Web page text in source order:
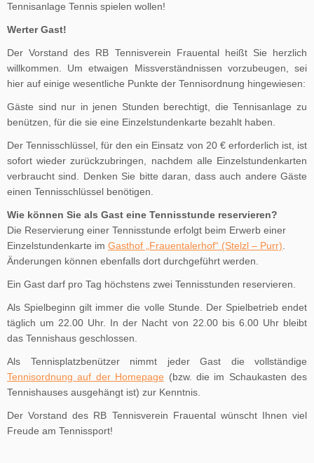
Tennisanlage Tennis spielen wollen!
Werter Gast!
Der Vorstand des RB Tennisverein Frauental heißt Sie herzlich
willkommen. Um etwaigen Missverständnissen vorzubeugen, sei
hier auf einige wesentliche Punkte der Tennisordnung hingewiesen:
Gäste sind nur in jenen Stunden berechtigt, die Tennisanlage zu
benützen, für die sie eine Einzelstundenkarte bezahlt haben.
Der Tennisschlüssel, für den ein Einsatz von 20 € erforderlich ist, ist
sofort wieder zurückzubringen, nachdem alle Einzelstundenkarten
verbraucht sind. Denken Sie bitte daran, dass auch andere Gäste
einen Tennisschlüssel benötigen.
Wie können Sie als Gast eine Tennisstunde reservieren?
Die Reservierung einer Tennisstunde erfolgt beim Erwerb einer
Einzelstundenkarte im Gasthof „Frauentalerhof“ (Stelzl – Purr)
Änderungen können ebenfalls dort durchgeführt werden.
Ein Gast darf pro Tag höchstens zwei Tennisstunden reservieren.
Als Spielbeginn gilt immer die volle Stunde. Der Spielbetrieb endet
täglich um 22.00 Uhr. In der Nacht von 22.00 bis 6.00 Uhr bleibt
das Tennishaus geschlossen.
Als Tennisplatzbenützer nimmt jeder Gast die vollständige
Tennisordnung auf der Homepage (bzw. die im Schaukasten des
Tennishauses ausgehängt ist) zur Kenntnis.
Der Vorstand des RB Tennisverein Frauental wünscht Ihnen viel
Freude am Tennissport!